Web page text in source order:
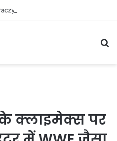
na iPhone
क्लाइमेक्स पर